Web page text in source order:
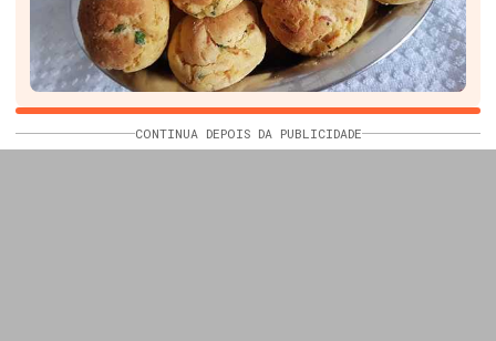
CONTINUA DEPOIS DA PUBLICIDADE